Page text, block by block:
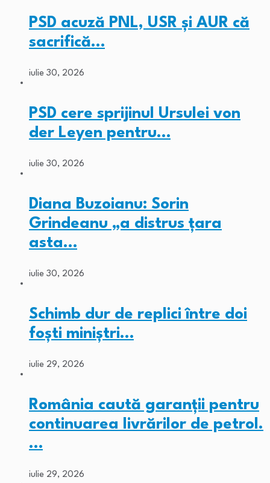
PSD acuză PNL, USR și AUR că
sacrifică…
iulie 30, 2026
PSD cere sprijinul Ursulei von
der Leyen pentru…
iulie 30, 2026
Diana Buzoianu: Sorin
Grindeanu „a distrus țara
asta…
iulie 30, 2026
Schimb dur de replici între doi
foști miniștri…
iulie 29, 2026
România caută garanții pentru
continuarea livrărilor de petrol.
…
iulie 29, 2026